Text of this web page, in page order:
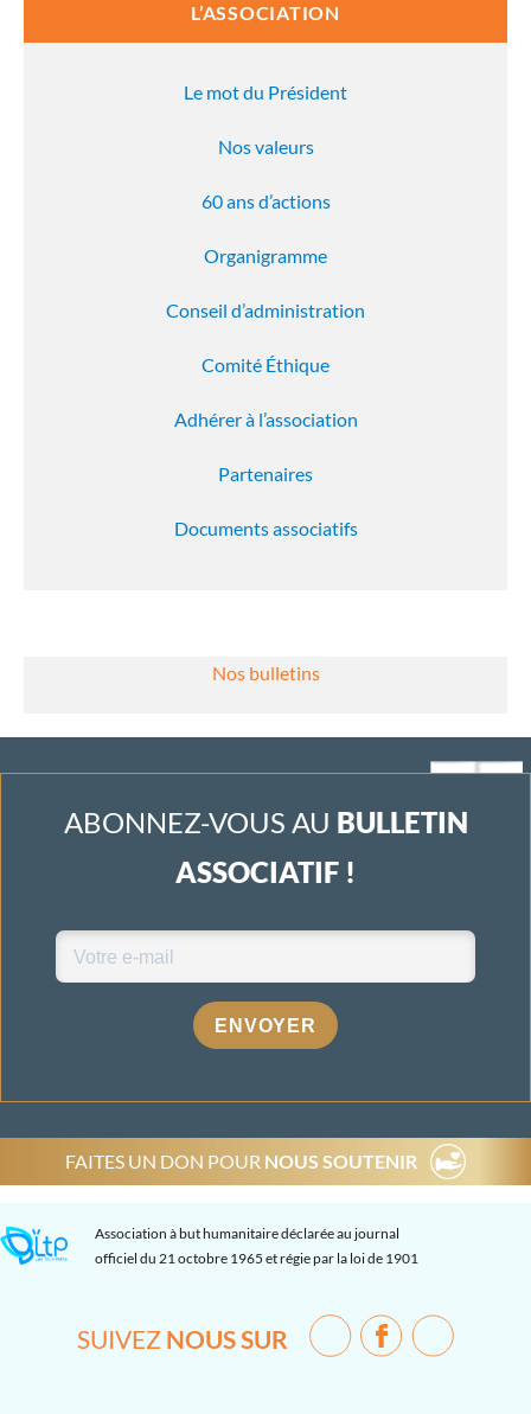
L’ASSOCIATION
Le mot du Président
Nos valeurs
60 ans d’actions
Organigramme
Conseil d’administration
Comité Éthique
Adhérer à l’association
Partenaires
Documents associatifs
Nos bulletins
ABONNEZ-VOUS AU BULLETIN
ASSOCIATIF !
ENVOYER
FAITES UN DON POUR NOUS SOUTENIR
Association à but humanitaire déclarée au journal
officiel du 21 octobre 1965 et régie par la loi de 1901
SUIVEZ NOUS SUR